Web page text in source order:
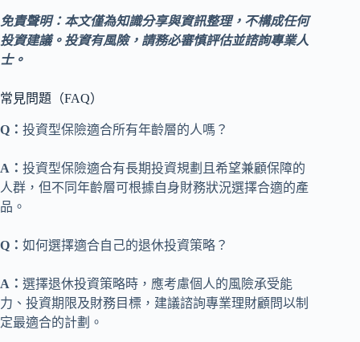
免責聲明：本文僅為知識分享與資訊整理，不構成任何
投資建議。投資有風險，請務必審慎評估並諮詢專業人
士。
常見問題（FAQ）
Q： 投資型保險適合所有年齡層的人嗎？
A： 投資型保險適合有長期投資規劃且希望兼顧保障的
人群，但不同年齡層可根據自身財務狀況選擇合適的產
品。
Q： 如何選擇適合自己的退休投資策略？
A： 選擇退休投資策略時，應考慮個人的風險承受能
力、投資期限及財務目標，建議諮詢專業理財顧問以制
定最適合的計劃。